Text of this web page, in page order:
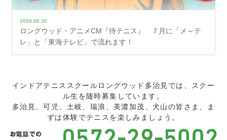
2026.06.30
ロングウッド・アニメCM『侍テニス』 ７月に「メ～テ
レ」と「東海テレビ」で流れます！
インドアテニススクールロングウッド多治見では、スクー
ル生を随時募集しています。
多治見、可児、土岐、瑞浪、美濃加茂、犬山の皆さま、ま
ずは体験でテニスを楽しみましょう。